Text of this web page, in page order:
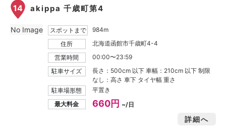
14 akippa 千歳町第4
スポットまで
984m
住所
北海道函館市千歳町4-4
営業時間
00:00〜23:59
駐車サイズ
長さ：500cm 以下 車幅：210cm 以下 制限
なし：高さ 車下 タイヤ幅 重さ
駐車場形態
平置き
最大料金
660円 ~/日
詳細へ
No Image